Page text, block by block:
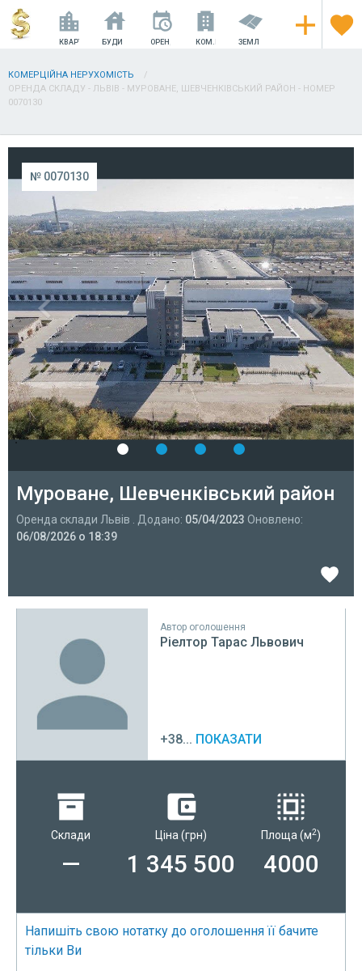
КВАРТИРИ БУДИНКИ ОРЕНДА КОМ.НЕРУХОМІСТЬ
ЗЕМЛЯ
КОМЕРЦІЙНА НЕРУХОМІСТЬ
ОРЕНДА СКЛАДУ - ЛЬВІВ - МУРОВАНЕ, ШЕВЧЕНКІВСЬКИЙ РАЙОН - НОМЕР
0070130
№ 0070130
Муроване, Шевченківський район
Оренда склади Львів . Додано: 05/04/2023 Оновлено:
06/08/2026 о 18:39
Автор оголошення
Ріелтор Тарас Львович
+38... ПОКАЗАТИ
Склади
—
Ціна (грн)
1 345 500
Площа (м2)
4000
Напишіть свою нотатку до оголошення її бачите
тільки Ви